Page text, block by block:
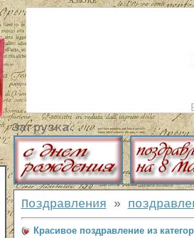
Загрузка...
Поздравления »
Красивое поздравление из